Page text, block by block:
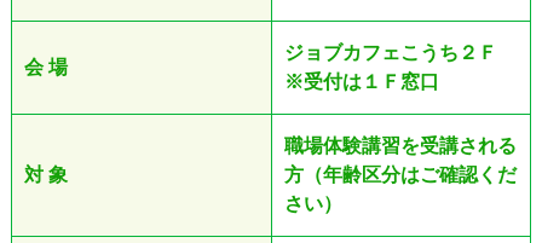
会 場
ジョブカフェこうち２Ｆ
※受付は１Ｆ窓口
対 象
職場体験講習を受講される
方（年齢区分はご確認くだ
さい）